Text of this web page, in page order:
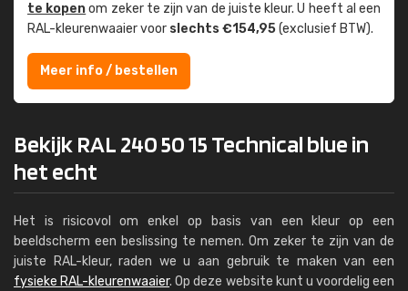
te kopenom zeker te zijn van de juiste kleur. U heeft al een
RAL-kleuren­waaier voor slechts €154,95(exclusief BTW).
Meer info / bestellen
Bekijk RAL 240 50 15 Technical blue in
het echt
Het is risicovol om enkel op basis van een kleur op een
beeldscherm een beslissing te nemen. Om zeker te zijn van de
juiste RAL-kleur, raden we u aan gebruik te maken van een
fysieke RAL-kleurenwaaier. Op deze website kunt u voordelig een